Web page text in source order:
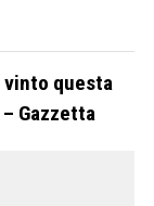
vinto questa
Gazzetta